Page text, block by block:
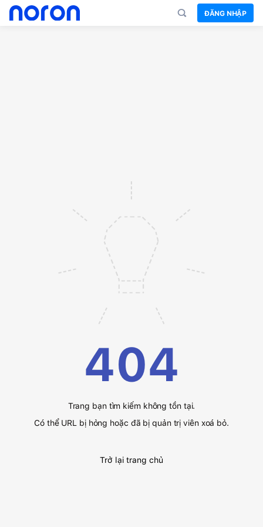
ĐĂNG NHẬP
404
Trang bạn tìm kiếm không tồn tại.
Có thể URL bị hỏng hoặc đã bị quản trị viên xoá bỏ.
Trở lại trang chủ